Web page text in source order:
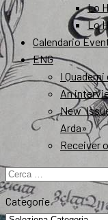
Lo
Lo
Calendario
ENG
I
An
New
Arda»
Receiver
Ricerca
per:
Categorie